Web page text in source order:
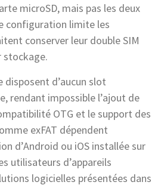
microSD, mais pas les deux
configuration limite les
conserver leur double SIM
disposent d’aucun slot
rendant impossible l’ajout de
OTG et le support des
exFAT dépendent
d’Android ou iOS installée sur
utilisateurs d’appareils
logicielles présentées dans